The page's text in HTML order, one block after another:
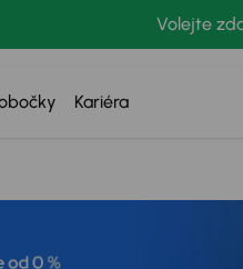
Volejte
Kariéra